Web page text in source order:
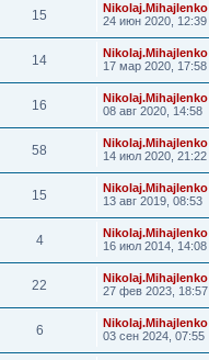
15
Nikolaj.Mihajlenko
24 июн 2020, 12:39
14
Nikolaj.Mihajlenko
17 мар 2020, 17:58
16
Nikolaj.Mihajlenko
08 авг 2020, 14:58
58
Nikolaj.Mihajlenko
14 июл 2020, 21:22
15
Nikolaj.Mihajlenko
13 авг 2019, 08:53
4
Nikolaj.Mihajlenko
16 июл 2014, 14:08
22
Nikolaj.Mihajlenko
27 фев 2023, 18:57
6
Nikolaj.Mihajlenko
03 сен 2024, 07:55